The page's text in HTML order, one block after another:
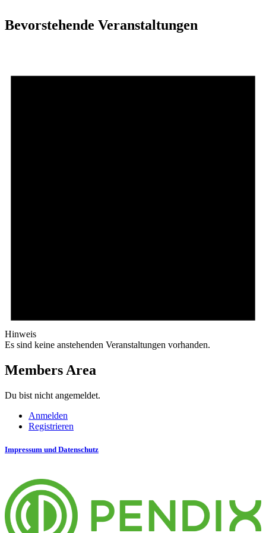
Bevorstehende Veranstaltungen
Hinweis
Es sind keine anstehenden Veranstaltungen vorhanden.
Members Area
Du bist nicht angemeldet.
Anmelden
Registrieren
Impressum und Datenschutz